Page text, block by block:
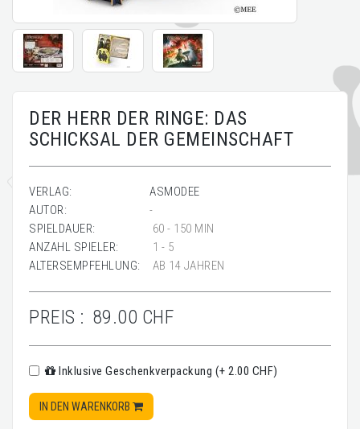
DER HERR DER RINGE: DAS
SCHICKSAL DER GEMEINSCHAFT
VERLAG:
ASMODEE
AUTOR:
-
SPIELDAUER:
60 - 150 MIN
ANZAHL SPIELER:
1 - 5
ALTERSEMPFEHLUNG:
AB 14 JAHREN
PREIS : 89.00 CHF
Inklusive Geschenkverpackung (+ 2.00 CHF)
IN DEN WARENKORB